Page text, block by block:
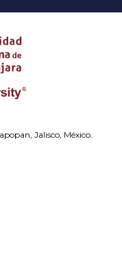
Jalisco, México.